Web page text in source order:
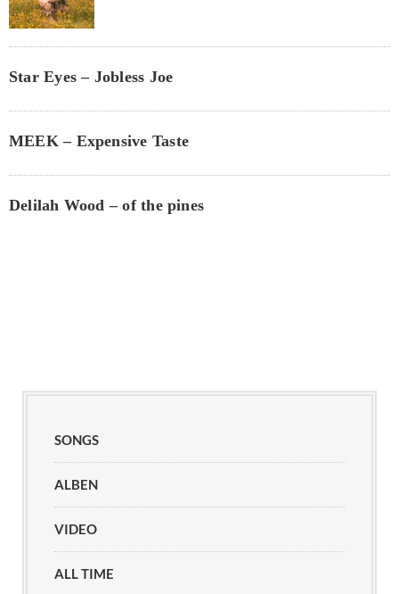
Star Eyes – Jobless Joe
MEEK – Expensive Taste
Delilah Wood – of the pines
SONGS
ALBEN
VIDEO
ALL TIME